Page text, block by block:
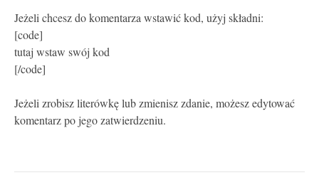
Jeżeli chcesz do komentarza wstawić kod, użyj składni:
[code]
tutaj wstaw swój kod
[/code]
Jeżeli zrobisz literówkę lub zmienisz zdanie, możesz edytować
komentarz po jego zatwierdzeniu.